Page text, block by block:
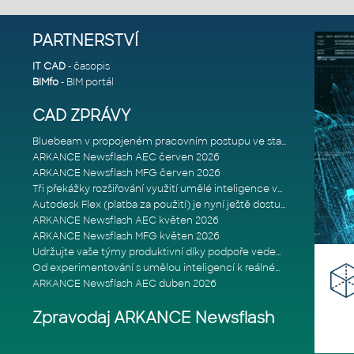
PARTNERSTVÍ
IT CAD- časopis
BIMfo- BIM portál
CAD ZPRÁVY
Bluebeam v propojeném pracovním postupu ve stavebnictví: Proč je int
ARKANCE Newsflash AEC červen 2026
ARKANCE Newsflash MFG červen 2026
Tři překážky rozšiřování využití umělé inteligence ve stavebním prům
Autodesk Flex (platba za použití) je nyní ještě dostupnější
ARKANCE Newsflash AEC květen 2026
ARKANCE Newsflash MFG květen 2026
Udržujte vaše týmy produktivní díky podpoře vedené odborníky
Od experimentování s umělou inteligencí k reálnému dopadu na podniká
ARKANCE Newsflash AEC duben 2026
Zpravodaj ARKANCE Newsflash